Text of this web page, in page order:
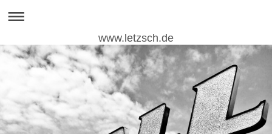
www.letzsch.de